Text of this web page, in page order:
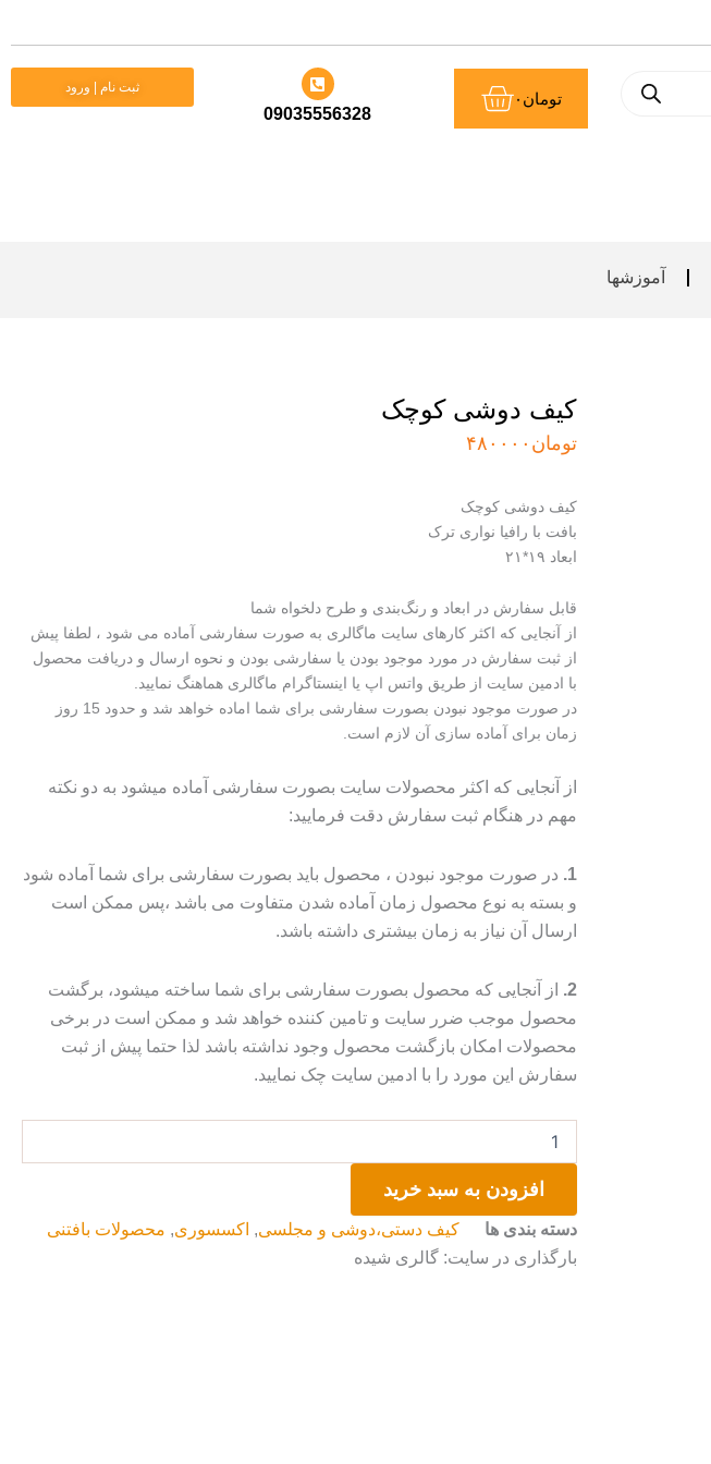
تومان ۰سبد
خرید
09035556328
ثبت نام | ورود
آموزشها
کیف دوشی کوچک
تومان ۴۸۰۰۰۰
کیف دوشی کوچک
بافت با رافیا نواری ترک
ابعاد ۱۹*۲۱
قابل سفارش در ابعاد و رنگ‌بندی و طرح دلخواه شما
از آنجایی که اکثر کارهای سایت ماگالری به صورت سفارشی آماده می شود ، لطفا پیش
از ثبت سفارش در مورد موجود بودن یا سفارشی بودن و نحوه ارسال و دریافت محصول
با ادمین سایت از طریق واتس اپ یا اینستاگرام ماگالری هماهنگ نمایید.
در صورت موجود نبودن بصورت سفارشی برای شما اماده خواهد شد و حدود 15 روز
زمان برای آماده سازی آن لازم است.
از آنجایی که اکثر محصولات سایت بصورت سفارشی آماده میشود به دو نکته
مهم در هنگام ثبت سفارش دقت فرمایید:
1. در صورت موجود نبودن ، محصول باید بصورت سفارشی برای شما آماده شود
و بسته به نوع محصول زمان آماده شدن متفاوت می باشد ،پس ممکن است
ارسال آن نیاز به زمان بیشتری داشته باشد.
2.
از آنجایی که محصول بصورت سفارشی برای شما ساخته میشود، برگشت
محصول موجب ضرر سایت و تامین کننده خواهد شد و ممکن است در برخی
محصولات امکان بازگشت محصول وجود نداشته باشد لذا حتما پیش از ثبت
سفارش این مورد را با ادمین سایت چک نمایید.
دوشی
کوچک
افزودن به سبد خرید
دسته بندی ها کیف دستی،دوشی و مجلسی, اکسسوری, محصولات بافتنی
بارگذاری در سایت: گالری شیده